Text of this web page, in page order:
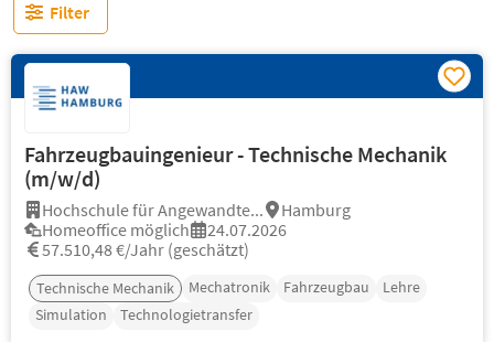
Filter
Fahrzeugbauingenieur - Technische Mechanik
(m/w/d)
Hochschule für Angewandte...
Hamburg
Homeoffice möglich
24.07.2026
57.510,48 €/Jahr (geschätzt)
Technische Mechanik Mechatronik Fahrzeugbau
Lehre
Simulation
Technologietransfer